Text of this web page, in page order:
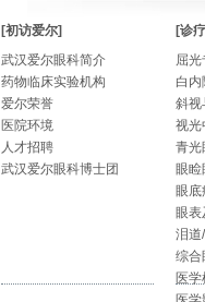
[初访爱尔]
武汉爱尔眼科简介
药物临床实验机构
爱尔荣誉
医院环境
人才招聘
武汉爱尔眼科博士团
[诊
屈光
白
斜视
视光
青光
眼
眼底
眼
泪道
综合
医